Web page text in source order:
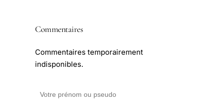
Commentaires
Commentaires temporairement
indisponibles.